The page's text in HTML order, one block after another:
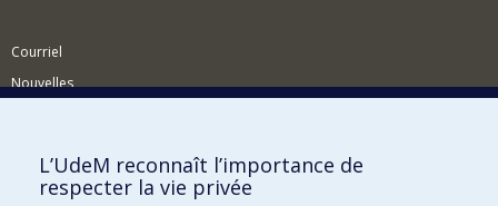
Courriel
Nouvelles
Comment soutenir le Département?
BESOIN D'AIDE?
L’UdeM reconnaît l’importance de
respecter la vie privée